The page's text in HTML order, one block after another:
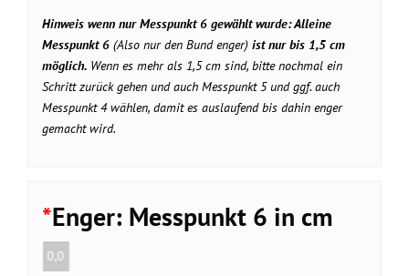
Hinweis wenn nur Messpunkt 6 gewählt wurde: Alleine
Messpunkt 6 (Also nur den Bund enger) ist nur bis 1,5 cm
möglich. Wenn es mehr als 1,5 cm sind, bitte nochmal ein
Schritt zurück gehen und auch Messpunkt 5 und ggf. auch
Messpunkt 4 wählen, damit es auslaufend bis dahin enger
gemacht wird.
*Enger: Messpunkt 6 in cm
0,0